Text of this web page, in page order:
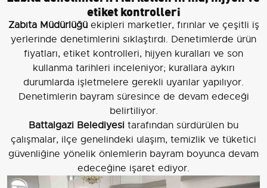
etiket kontrolleri
Zabıta Müdürlüğüekipleri marketler, fırınlar ve çeşitli iş
yerlerinde denetimlerini sıklaştırdı. Denetimlerde ürün
fiyatları, etiket kontrolleri, hijyen kuralları ve son
kullanma tarihleri inceleniyor; kurallara aykırı
durumlarda işletmelere gerekli uyarılar yapılıyor.
Denetimlerin bayram süresince de devam edeceği
belirtiliyor.
Battalgazi Belediyesi tarafından sürdürülen bu
çalışmalar, ilçe genelindeki ulaşım, temizlik ve tüketici
güvenliğine yönelik önlemlerin bayram boyunca devam
edeceğine işaret ediyor.